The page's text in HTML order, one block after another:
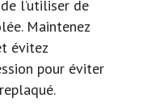
l’utiliser de
Maintenez
évitez
pour éviter